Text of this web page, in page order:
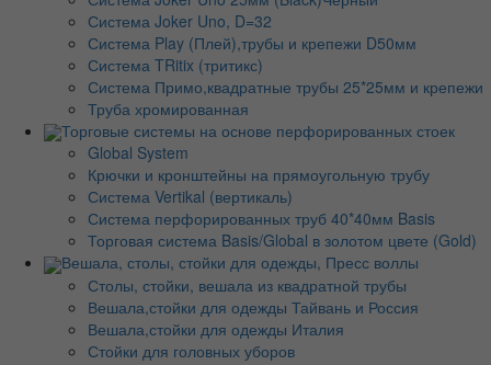
Система Joker Uno, D=32
Система Play (Плей),трубы и крепежи D50мм
Система TRitix (тритикс)
Система Примо,квадратные трубы 25*25мм и крепежи
Труба хромированная
Торговые системы на основе перфорированных стоек
Global System
Крючки и кронштейны на прямоугольную трубу
Система Vertikal (вертикаль)
Система перфорированных труб 40*40мм Basis
Торговая система Basis/Global в золотом цвете (Gold)
Вешала, столы, стойки для одежды, Пресс воллы
Столы, стойки, вешала из квадратной трубы
Вешала,стойки для одежды Тайвань и Россия
Вешала,стойки для одежды Италия
Стойки для головных уборов